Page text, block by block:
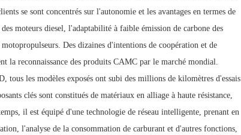
se sont concentrés sur l'autonomie et les avantages en termes de
moteurs diesel, l'adaptabilité à faible émission de carbone des
Des dizaines d'intentions de coopération et de
la reconnaissance des produits CAMC par le marché mondial.
tous les modèles exposés ont subi des millions de kilomètres d'essais
clés sont constitués de matériaux en alliage à haute résistance,
il est équipé d'une technologie de réseau intelligente, prenant en
l'analyse de la consommation de carburant et d'autres fonctions,